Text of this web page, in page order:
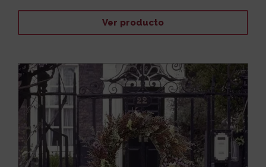
Ver producto